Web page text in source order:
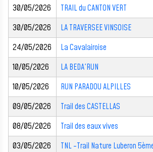
30/05/2026
TRAIL du CANTON VERT
30/05/2026
LA TRAVERSEE VINSOISE
24/05/2026
La Cavalairoise
10/05/2026
LA BEDA'RUN
10/05/2026
RUN PARADOU ALPILLES
09/05/2026
Trail des CASTELLAS
08/05/2026
Trail des eaux vives
03/05/2026
TNL -Trail Nature Luberon